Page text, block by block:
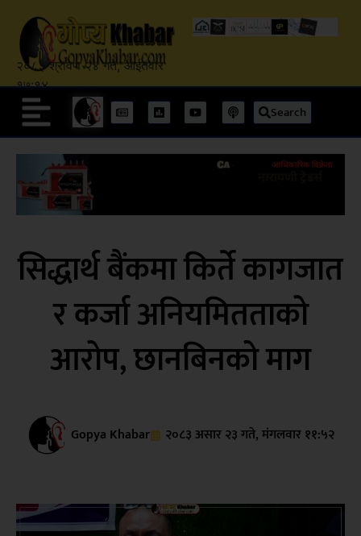
२०८३ श्रावण २४ गते, आईतवार
१७:१४
Search
सिद्धार्थ बैंकमा किर्ते कागजात
र कर्जा अनियमितताको
आरोप, छानबिनको माग
Gopya Khabar २०८३ असार २३ गते, मंगलवार ११:५२